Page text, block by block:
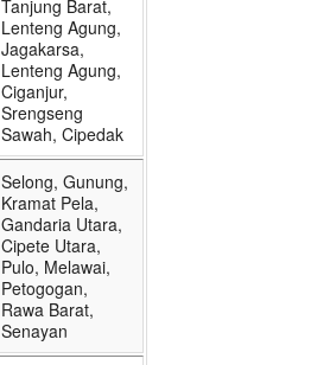
Tanjung Barat,
Lenteng Agung,
Jagakarsa,
Lenteng Agung,
Ciganjur,
Srengseng
Sawah, Cipedak
Selong, Gunung,
Kramat Pela,
Gandaria Utara,
Cipete Utara,
Pulo, Melawai,
Petogogan,
Rawa Barat,
Senayan